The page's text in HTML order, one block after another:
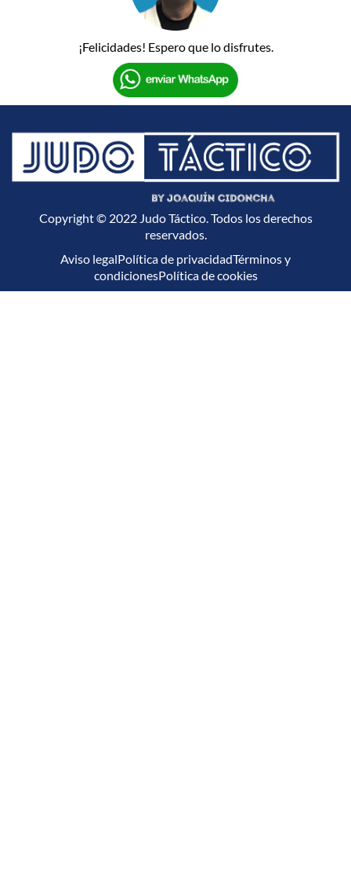
¡Felicidades! Espero que lo disfrutes.
Copyright © 2022 Judo Táctico. Todos los derechos
reservados.
Aviso legalPolítica de privacidadTérminos y
condicionesPolítica de cookies